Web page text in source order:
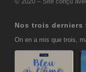
Nos trois derniers
On en a mis que trois,